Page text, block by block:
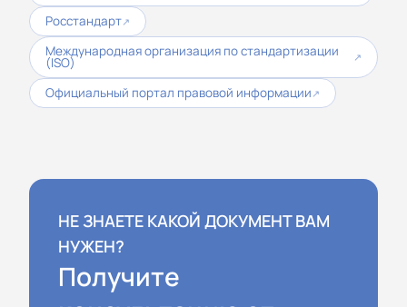
Росстандарт↗
Международная организация по стандартизации
(ISO) ↗
Официальный портал правовой информации ↗
НЕ ЗНАЕТЕ КАКОЙ ДОКУМЕНТ ВАМ
НУЖЕН?
Получите